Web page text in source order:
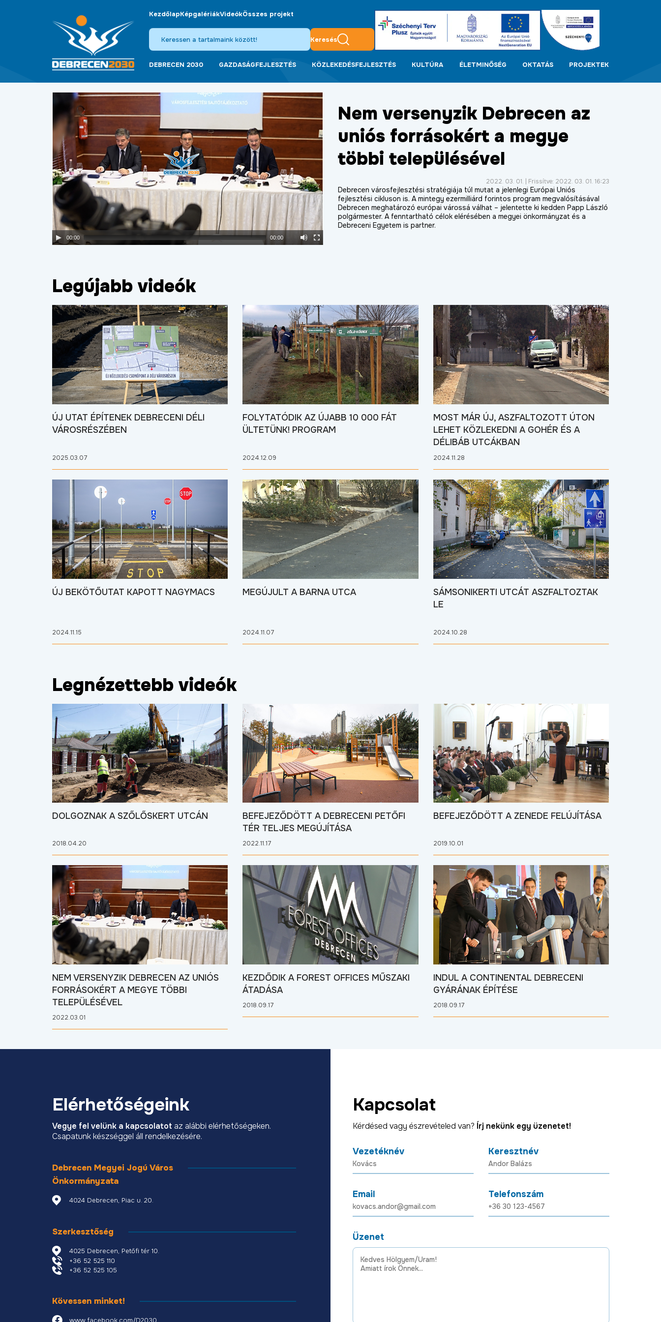
KezdőlapKépgalériákVideókÖsszes projekt
Keresés
DEBRECEN 2030 GAZDASÁGFEJLESZTÉS KÖZLEKEDÉSFEJLESZTÉS KULTÚRA ÉLETMINŐSÉG OKTATÁS PROJEKTEK
Player
00:00 00:00
Nem versenyzik Debrecen az
uniós forrásokért a megye
többi településével
2022. 03. 01. | Frissítve: 2022. 03. 01. 16:23
Debrecen városfejlesztési stratégiája túl mutat a jelenlegi Európai Uniós
fejlesztési cikluson is. A mintegy ezermilliárd forintos program megvalósításával
Debrecen meghatározó európai várossá válhat – jelentette ki kedden Papp László
polgármester. A fenntartható célok elérésében a megyei önkormányzat és a
Debreceni Egyetem is partner.
Legújabb videók
ÚJ UTAT ÉPÍTENEK DEBRECENI DÉLI
VÁROSRÉSZÉBEN
2025.03.07
FOLYTATÓDIK AZ ÚJABB 10 000 FÁT
ÜLTETÜNK! PROGRAM
2024.12.09
MOST MÁR ÚJ, ASZFALTOZOTT ÚTON
LEHET KÖZLEKEDNI A GOHÉR ÉS A
DÉLIBÁB UTCÁKBAN
2024.11.28
ÚJ BEKÖTŐUTAT KAPOTT NAGYMACS
2024.11.15
MEGÚJULT A BARNA UTCA
2024.11.07
SÁMSONIKERTI UTCÁT ASZFALTOZTAK
LE
2024.10.28
Legnézettebb videók
DOLGOZNAK A SZŐLŐSKERT UTCÁN
2018.04.20
BEFEJEZŐDÖTT A DEBRECENI PETŐFI
TÉR TELJES MEGÚJÍTÁSA
2022.11.17
BEFEJEZŐDÖTT A ZENEDE FELÚJÍTÁSA
2019.10.01
NEM VERSENYZIK DEBRECEN AZ UNIÓS
FORRÁSOKÉRT A MEGYE TÖBBI
TELEPÜLÉSÉVEL
2022.03.01
KEZDŐDIK A FOREST OFFICES MŰSZAKI
ÁTADÁSA
2018.09.17
INDUL A CONTINENTAL DEBRECENI
GYÁRÁNAK ÉPÍTÉSE
2018.09.17
Elérhetőségeink
Vegye fel velünk a kapcsolatot az alábbi elérhetőségeken.
Csapatunk készséggel áll rendelkezésére.
Debrecen Megyei Jogú Város
Önkormányzata
4024 Debrecen, Piac u. 20.
Szerkesztőség
4025 Debrecen, Petőfi tér 10.
+36 52 525 110
+36 52 525 105
Kövessen minket!
Kapcsolat
Kérdésed vagy észrevételed van? Írj nekünk egy üzenetet!
Vezetéknév Keresztnév
Email Telefonszám
Üzenet